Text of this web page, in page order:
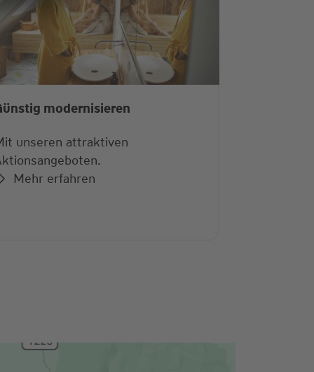
modernisieren
unseren attraktiven
Mehr erfahren